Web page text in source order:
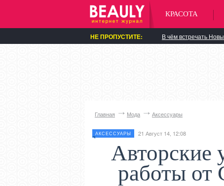
КРАСОТА
НЕ ПРОПУСТИТЕ: В чём встречать
Главная Мода Аксессуары
АКСЕССУАРЫ 21 Август 14, 12:08
Авторские
работы от